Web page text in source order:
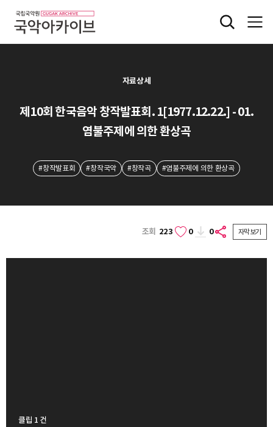
자료상세
제10회 한국음악 창작발표회. 1[1977.12.22.] - 01.
염불주제에 의한 환상곡
#창작발표회 #창작국악 #창작곡 #염불주제에 의한 환상곡
조회 223 0 0 자막보기
클립 1 건